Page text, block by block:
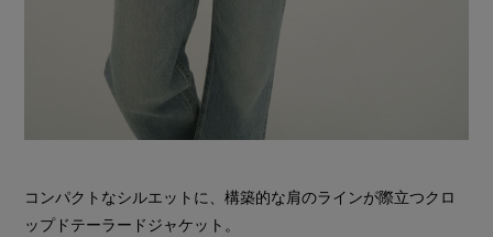
コンパクトなシルエットに、構築的な肩のラインが際立つクロ
ップドテーラードジャケット。